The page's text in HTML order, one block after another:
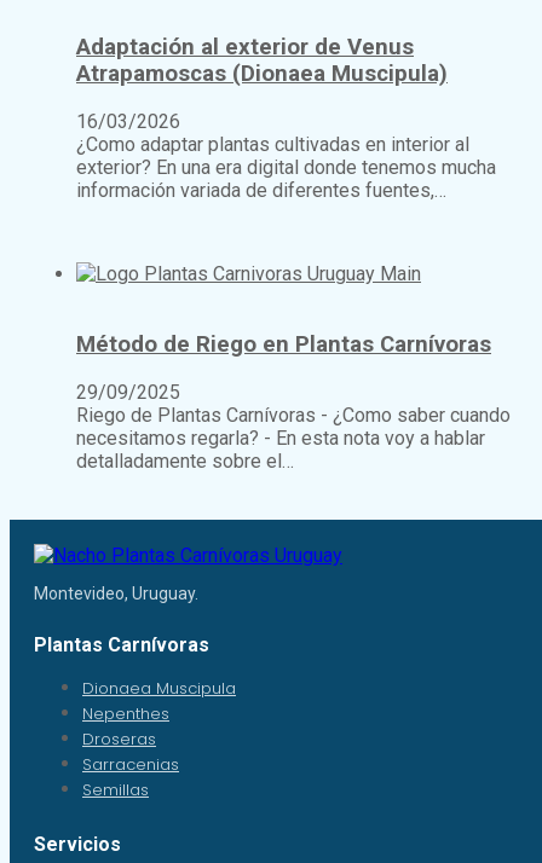
Adaptación al exterior de Venus
Atrapamoscas (Dionaea Muscipula)
16/03/2026
¿Como adaptar plantas cultivadas en interior al
exterior? En una era digital donde tenemos mucha
información variada de diferentes fuentes,…
Método de Riego en Plantas Carnívoras
29/09/2025
Riego de Plantas Carnívoras - ¿Como saber cuando
necesitamos regarla? - En esta nota voy a hablar
detalladamente sobre el…
Montevideo, Uruguay.
Plantas Carnívoras
Dionaea Muscipula
Nepenthes
Droseras
Sarracenias
Semillas
Servicios